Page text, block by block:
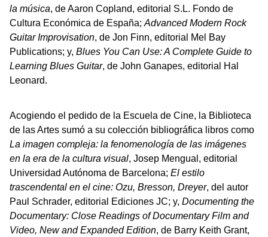
la música, de Aaron Copland, editorial S.L. Fondo de
Cultura Económica de España; Advanced Modern Rock
Guitar Improvisation, de Jon Finn, editorial Mel Bay
Publications; y, Blues You Can Use: A Complete Guide to
Learning Blues Guitar, de John Ganapes, editorial Hal
Leonard.
Acogiendo el pedido de la Escuela de Cine, la Biblioteca
de las Artes sumó a su colección bibliográfica libros como
La imagen compleja: la fenomenología de las imágenes
en la era de la cultura visual, Josep Mengual, editorial
Universidad Autónoma de Barcelona; El estilo
trascendental en el cine: Ozu, Bresson, Dreyer, del autor
Paul Schrader, editorial Ediciones JC; y, Documenting the
Documentary: Close Readings of Documentary Film and
Video, New and Expanded Edition, de Barry Keith Grant,